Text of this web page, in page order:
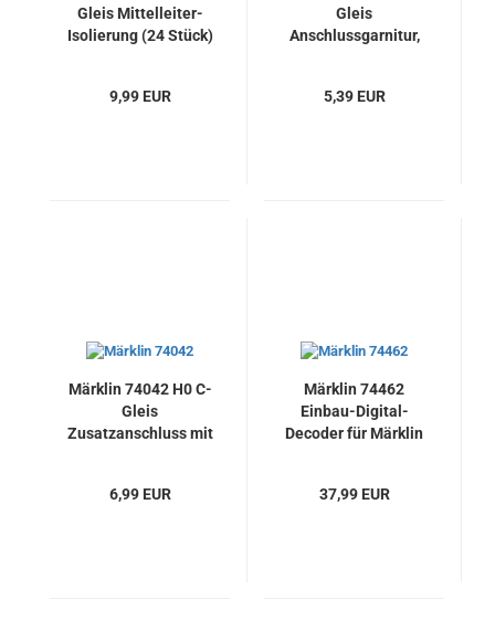
Gleis Mittelleiter-
Isolierung (24 Stück)
9,99 EUR
Gleis
Anschlussgarnitur,
5,39 EUR
Märklin 74042 H0 C-
Gleis
Zusatzanschluss mit
6,99 EUR
Märklin 74462
Einbau-Digital-
Decoder für Märklin
37,99 EUR